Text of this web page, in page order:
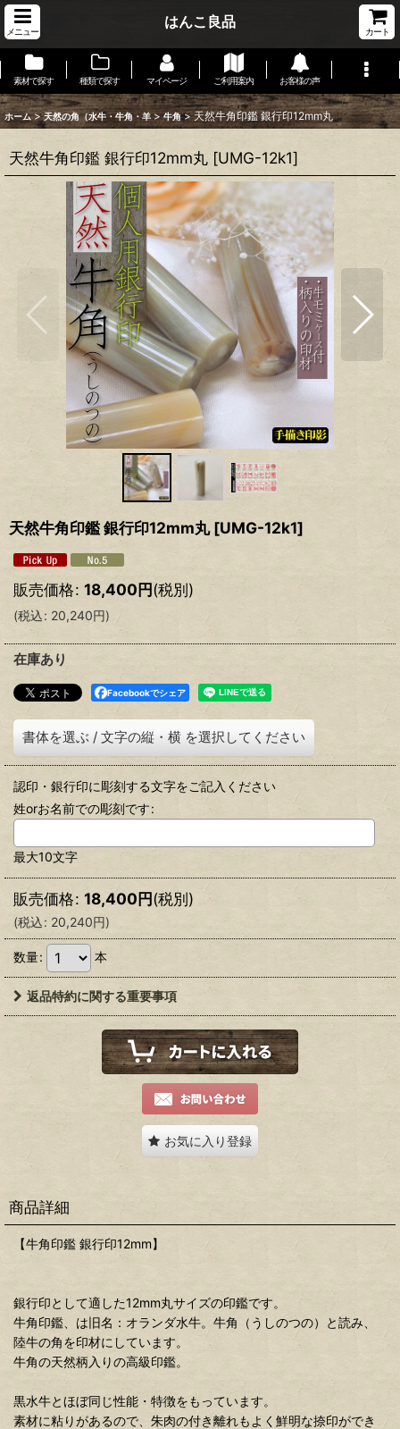
メニュー
はんこ良品
カート
素材で探す 種類で探す マイページ ご利用案内 お客様の声
ホーム > 天然の角（水牛・牛角・羊 > 牛角 > 天然牛角印鑑 銀行印12mm丸
天然牛角印鑑 銀行印12mm丸 [UMG-12k1]
天然牛角印鑑 銀行印12mm丸 [UMG-12k1]
販売価格: 18,400円(税別)
(税込: 20,240円)
在庫あり
Facebookでシェア
書体を選ぶ / 文字の縦・横 を選択してください
認印・銀行印に彫刻する文字をご記入ください
姓orお名前での彫刻です:
最大10文字
販売価格: 18,400円(税別)
(税込: 20,240円)
数量: 本
返品特約に関する重要事項
お気に入り登録
商品詳細
【牛角印鑑 銀行印12mm】
銀行印として適した12mm丸サイズの印鑑です。
牛角印鑑、は旧名：オランダ水牛。牛角（うしのつの）と読み、
陸牛の角を印材にしています。
牛角の天然柄入りの高級印鑑。
黒水牛とほぼ同じ性能・特徴をもっています。
素材に粘りがあるので、朱肉の付き離れもよく鮮明な捺印ができ